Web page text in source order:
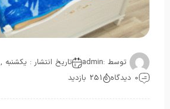
توسط :admin
تاریخ انتشار : یکشنبه , 30 جولای 2023
0 دیدگاه
251 بازدید